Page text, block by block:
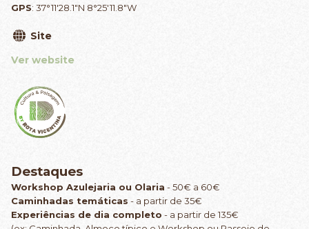
GPS: 37°11'28.1"N 8°25'11.8"W
Site
Ver website
Destaques
Workshop Azulejaria ou Olaria - 50€ a 60€
Caminhadas temáticas - a partir de 35€
Experiências de dia completo - a partir de 135€